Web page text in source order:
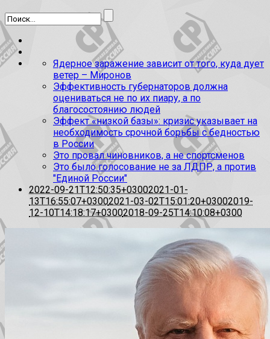
Ядерное заражение зависит от того, куда дует
ветер – Миронов
Эффективность губернаторов должна
оцениваться не по их пиару, а по
благосостоянию людей
Эффект «низкой базы»: кризис указывает на
необходимость срочной борьбы с бедностью
в России
Это провал чиновников, а не спортсменов
Это было голосование не за ЛДПР, а против
"Единой России"
2022-09-21T12:50:35+03002021-01-
13T16:55:07+03002021-03-02T15:01:20+03002019-
12-10T14:18:17+03002018-09-25T14:10:08+0300